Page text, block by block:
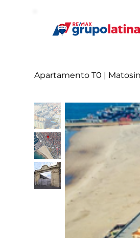
Apartamento T0 |